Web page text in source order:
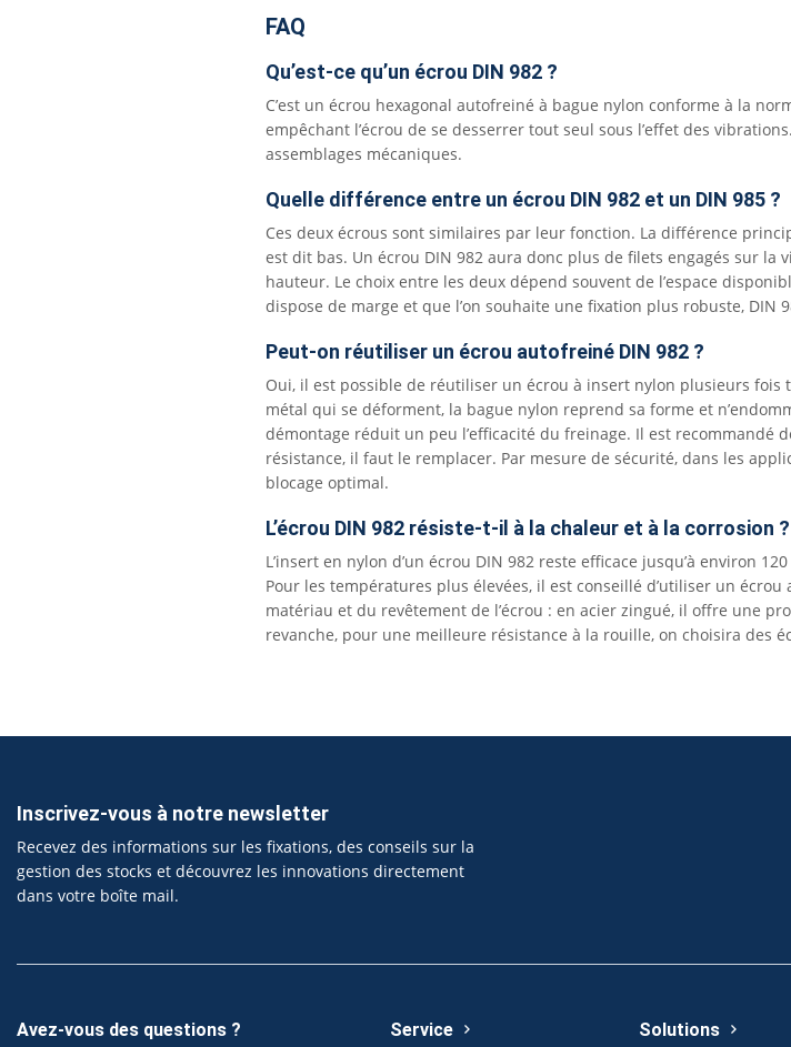
FAQ
Qu’est-ce qu’un écrou DIN 982 ?
C’est un écrou hexagonal autofreiné à bague nylon conforme à la
empêchant l’écrou de se desserrer tout seul sous l’effet des
assemblages mécaniques.
Quelle différence entre un écrou DIN 982 et un DIN 985 ?
Ces deux écrous sont similaires par leur fonction. La différence
est dit bas. Un écrou DIN 982 aura donc plus de filets engagés sur
hauteur. Le choix entre les deux dépend souvent de l’espace
dispose de marge et que l’on souhaite une fixation plus robuste, DIN
Peut-on réutiliser un écrou autofreiné DIN 982 ?
Oui, il est possible de réutiliser un écrou à insert nylon plusieurs
métal qui se déforment, la bague nylon reprend sa forme et
démontage réduit un peu l’efficacité du freinage. Il est recommandé
résistance, il faut le remplacer. Par mesure de sécurité, dans les
blocage optimal.
L’écrou DIN 982 résiste-t-il à la chaleur et à la corrosion ?
L’insert en nylon d’un écrou DIN 982 reste efficace jusqu’à environ
Pour les températures plus élevées, il est conseillé d’utiliser un
matériau et du revêtement de l’écrou : en acier zingué, il offre une
revanche, pour une meilleure résistance à la rouille, on choisira des
Inscrivez-vous à notre newsletter
Recevez des informations sur les fixations, des conseils sur la
gestion des stocks et découvrez les innovations directement
dans votre boîte mail.
Avez-vous des questions ? Service Solutions